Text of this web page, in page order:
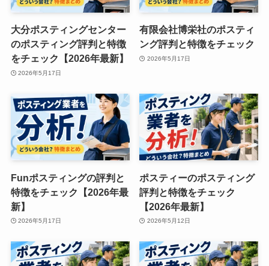
大分ポスティングセンター
のポスティング評判と特徴
をチェック【2026年最新】
2026年5月17日
有限会社博栄社のポスティ
ング評判と特徴をチェック
2026年5月17日
Funポスティングの評判と
特徴をチェック【2026年最
新】
2026年5月17日
ポスティーのポスティング
評判と特徴をチェック
【2026年最新】
2026年5月12日